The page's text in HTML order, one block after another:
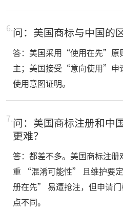
6.问：美国商标与中国的
答：美国采用“使用在先”
主；美国接受“意向使用”申
使用意图证明。
7.问：美国商标注册和中
更难？
答：都差不多。美国商标注
重 “混淆可能性” 且维护要
册在先” 易遭抢注，但申请
点不同。